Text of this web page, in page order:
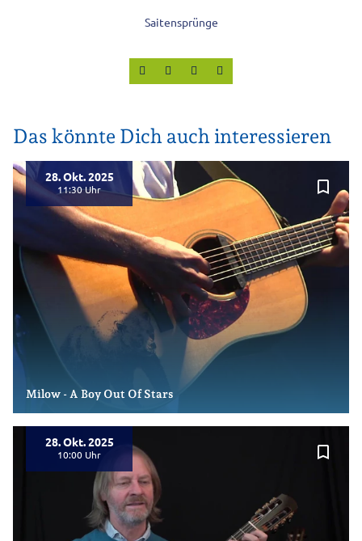
Saitensprünge
Das könnte Dich auch interessieren
bookmark_border
28. Okt. 2025
11:30
Milow - A Boy Out Of Stars
bookmark_border
28. Okt. 2025
10:00